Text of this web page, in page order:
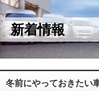
新着情報
株式会社ファミリーの最新の情報を
冬前にやっておきたい